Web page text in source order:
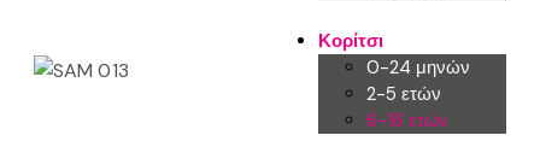
Κορίτσι
0-24 μηνών
2-5 ετών
6-16 ετών